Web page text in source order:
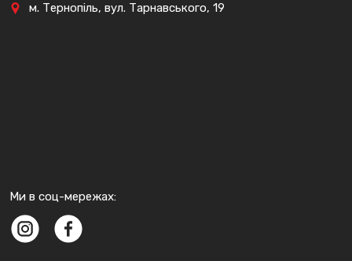
м. Тернопіль, вул. Тарнавського, 19
Ми в соц-мережах: